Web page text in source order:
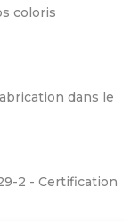
coloris
dans le
2 - Certification